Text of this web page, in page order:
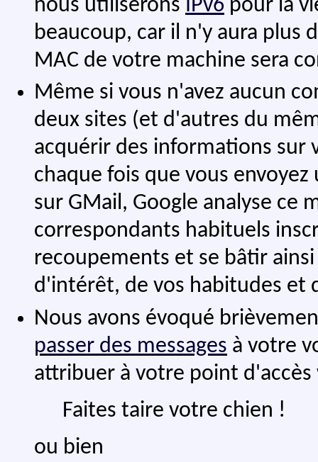
nous utiliserons IPv6 pour la
beaucoup, car il n'y aura plus
MAC de votre machine sera
Même si vous n'avez aucun
deux sites (et d'autres du
acquérir des informations sur
chaque fois que vous
sur GMail, Google analyse ce
correspondants habituels
recoupements et se bâtir
d'intérêt, de vos habitudes et
Nous avons évoqué
passer des messages à votre
attribuer à votre point
Faites taire votre chien !
ou bien